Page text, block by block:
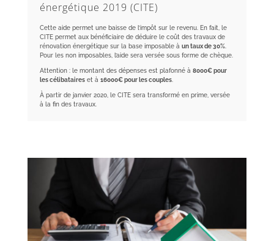
énergétique 2019 (CITE)
Cette aide permet une baisse de l’impôt sur le revenu. En fait, le
CITE permet aux bénéficiaire de déduire le coût des travaux de
rénovation énergétique sur la base imposable à un taux de 30%.
Pour les non imposables, l’aide sera versée sous forme de chèque.
Attention : le montant des dépenses est plafonné à 8000€ pour
les célibataireset à 16000€ pour les couples.
À partir de janvier 2020, le CITE sera transformé en prime, versée
à la fin des travaux.